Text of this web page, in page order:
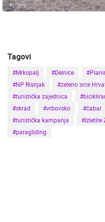
FUŽINE
Tagovi
#Mrkopalj #Delnice
#NP Risnjak
#zeleno srce
#turistička zajednica
#skrad
#vrbovsko #čabar
#turistička kampanja
#Izletite
#paragliding